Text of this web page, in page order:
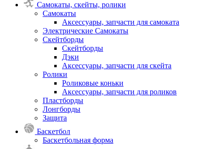
Самокаты, скейты, ролики
Самокаты
Аксессуары, запчасти для самоката
Электрические Самокаты
Скейтборды
Скейтборды
Дэки
Аксессуары, запчасти для скейта
Ролики
Роликовые коньки
Аксессуары, запчасти для роликов
Пластборды
Лонгборды
Защита
Баскетбол
Баскетбольная форма